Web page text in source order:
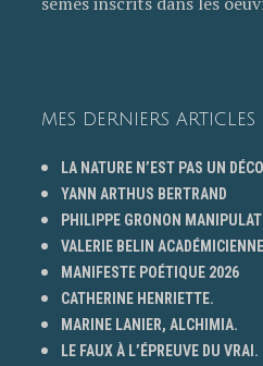
MES DERNIERS ARTICLES
LA NATURE N’EST PAS UN
YANN ARTHUS BERTRAND
PHILIPPE GRONON
VALERIE BELIN ACADÉMICIENNE
MANIFESTE POÉTIQUE 2026
CATHERINE HENRIETTE.
MARINE LANIER, ALCHIMIA.
LE FAUX À L’ÉPREUVE DU VRAI.